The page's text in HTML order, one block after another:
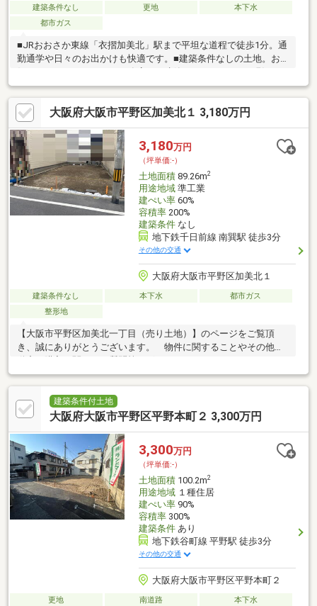
建築条件なし 更地
本下水
都市ガス
■JRおおさか東線「衣摺加美北」駅まで平坦な道程で徒歩1分。通
勤通学や日々のお出かけも快適です。■建築条件なしの土地。お
地のため、設計プランが決まり次第スムーズに建築へ移行可能。
■複数台分の並列カースペースや広いお庭を設けるなど、自由度
の高い設計が可能です。■周囲はすでに建物が建っているため、
実際の状況を考慮してプランニングできます。■東側前面道路の
幅員は約6.1m、接道間口は約19.9mです。■周辺環境・ローソン東
大阪衣摺五丁目店まで徒歩2分・V・drug衣摺加美北店まで徒歩5
分・サンディ大蓮店まで徒歩11分
大阪府大阪市平野区加美北１ 3,180万円
3,180万円
（坪単価:-）
土地面積89.26m2
用途地域準工業
建ぺい率60%
容積率200%
建築条件なし
地下鉄千日前線 南巽駅 徒歩3分
その他の交通
大阪府大阪市平野区加美北１
建築条件なし 本下水
都市ガス
整形地
【大阪市平野区加美北一丁目（売り土地）】のページをご覧頂
き、誠にありがとうございます。 物件に関することやその他不
【0120-977606】 直通【090-9851-1343】 お気軽に近鉄不動産
の『奥野（おくの）』までお問い合わせください。◇◇不動産の
購入を検討中のお客様へ◇◇物件のご検討については、一度現地
を見ていただく事をおすすめします。図面や写真では判断できな
等を確認いただくだけでなく、 担当者より、物件の長所、短所
や購入の流れ等を詳しくご説明させていただきます。
建築条件付土地
大阪府大阪市平野区平野本町２ 3,300万円
3,300万円
（坪単価:-）
土地面積100.2m2
用途地域１種住居
建ぺい率90%
容積率300%
建築条件あり
地下鉄谷町線 平野駅 徒歩3分
その他の交通
大阪府大阪市平野区平野本町２
更地 南道路
本下水